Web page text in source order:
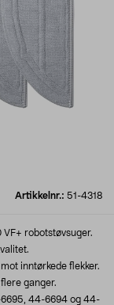
Artikkelnr.: 51-4318
robotstøvsuger.
inntørkede flekker.
ganger.
44-6694 og 44-